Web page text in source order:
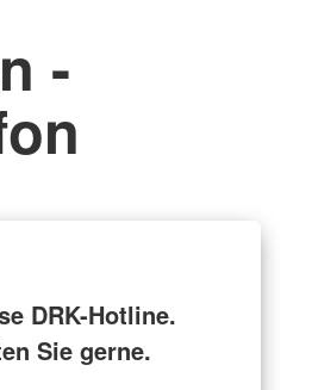
-
DRK-Hotline.
Sie gerne.